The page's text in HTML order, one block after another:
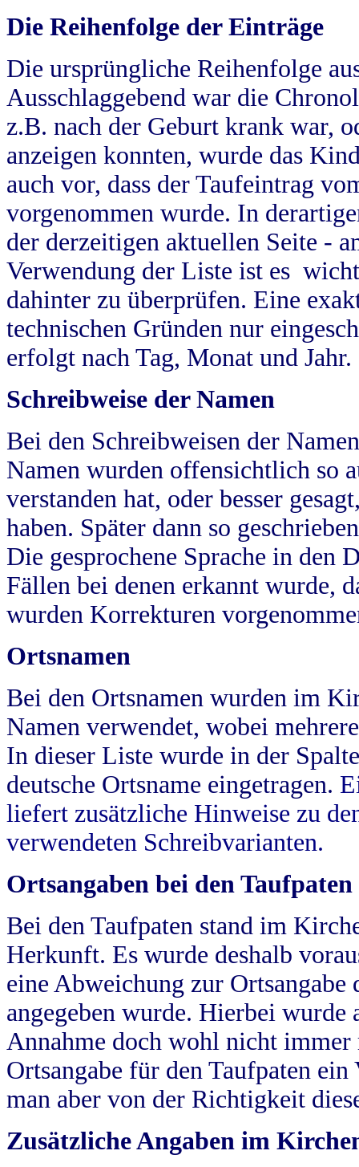
Die Reihenfolge der Einträge
Die ursprüngliche Reihenfolge
Ausschlaggebend war die
z.B. nach der Geburt krank war,
anzeigen konnten, wurde das
auch vor, dass der Taufeintrag
vorgenommen wurde. In
der derzeitigen aktuellen Seite -
Verwendung der Liste ist es
dahinter zu überprüfen. Eine
technischen Gründen nur
erfolgt nach Tag, Monat und Jahr.
Schreibweise der Namen
Bei den Schreibweisen der
Namen wurden offensichtlich so
verstanden hat, oder besser
haben. Später dann so
Die gesprochene Sprache in
Fällen bei denen erkannt wurde,
wurden Korrekturen
Ortsnamen
Bei den Ortsnamen wurden im
Namen verwendet, wobei
In dieser Liste wurde in der
deutsche Ortsname eingetragen.
liefert zusätzliche Hinweise zu
verwendeten Schreibvarianten.
Ortsangaben bei den Taufpaten
Bei den Taufpaten stand im
Herkunft. Es wurde deshalb
eine Abweichung zur
angegeben wurde. Hierbei wurde
Annahme doch wohl nicht
Ortsangabe für den Taufpaten
man aber von der Richtigkeit
Zusätzliche Angaben im